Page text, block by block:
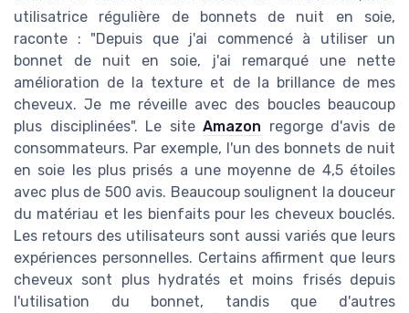
utilisatrice régulière de bonnets de nuit en soie,
raconte : "Depuis que j'ai commencé à utiliser un
bonnet de nuit en soie, j'ai remarqué une nette
amélioration de la texture et de la brillance de mes
cheveux. Je me réveille avec des boucles beaucoup
plus disciplinées". Le siteAmazon regorge d'avis de
consommateurs. Par exemple, l'un des bonnets de nuit
en soie les plus prisés a une moyenne de 4,5 étoiles
avec plus de 500 avis. Beaucoup soulignent la douceur
du matériau et les bienfaits pour les cheveux bouclés.
Les retours des utilisateurs sont aussi variés que leurs
expériences personnelles. Certains affirment que leurs
cheveux sont plus hydratés et moins frisés depuis
l'utilisation du bonnet, tandis que d'autres